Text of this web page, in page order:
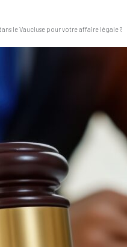
le Vaucluse pour votre affaire légale ?